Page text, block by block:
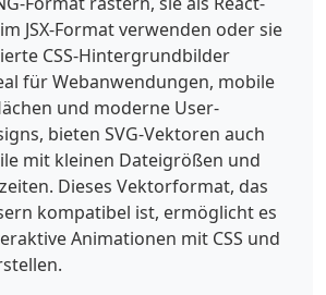
JSX-Format verwenden oder sie
CSS-Hintergrundbilder
für Webanwendungen, mobile
und moderne User-
bieten SVG-Vektoren auch
mit kleinen Dateigrößen und
Dieses Vektorformat, das
kompatibel ist, ermöglicht es
Animationen mit CSS und